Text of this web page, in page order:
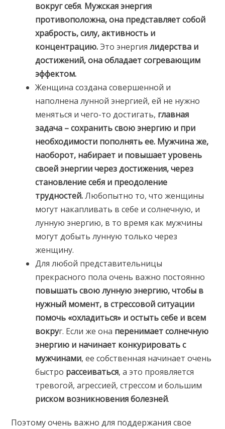
вокруг себя. Мужская энергия
противоположна, она представляет собой
храбрость, силу, активность и
концентрацию.Это энергиялидерства и
достижений, она обладает согревающим
эффектом.
Женщина создана совершенной и
наполнена лунной энергией, ей не нужно
меняться и чего-то достигать, главная
задача – сохранить свою энергию и при
необходимости пополнять ее. Мужчина же,
наоборот, набирает и повышает уровень
своей энергии через достижения, через
становление себя и преодоление
трудностей.Любопытно то, что женщины
могут накапливать в себе и солнечную, и
лунную энергию, в то время как мужчины
могут добыть лунную только через
женщину.
Для любой представительницы
прекрасного пола очень важно постоянно
повышать свою лунную энергию, чтобы в
нужный момент, в стрессовой ситуации
помочь «охладиться» и остыть себе и всем
вокруг. Если же она перенимает солнечную
энергию и начинает конкурировать с
мужчинами, ее собственная начинает очень
быстро рассеиваться, а это проявляется
тревогой, агрессией, стрессом и большим
риском возникновения болезней.
Поэтому очень важно для поддержания свое